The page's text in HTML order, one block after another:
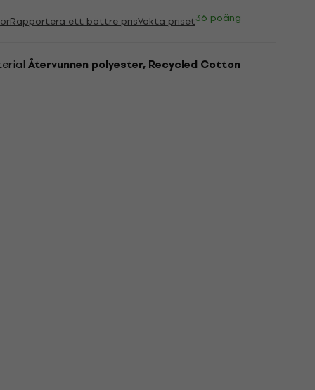
Rapportera ett bättre prisVakta priset36 poäng
Återvunnen polyester, Recycled Cotton